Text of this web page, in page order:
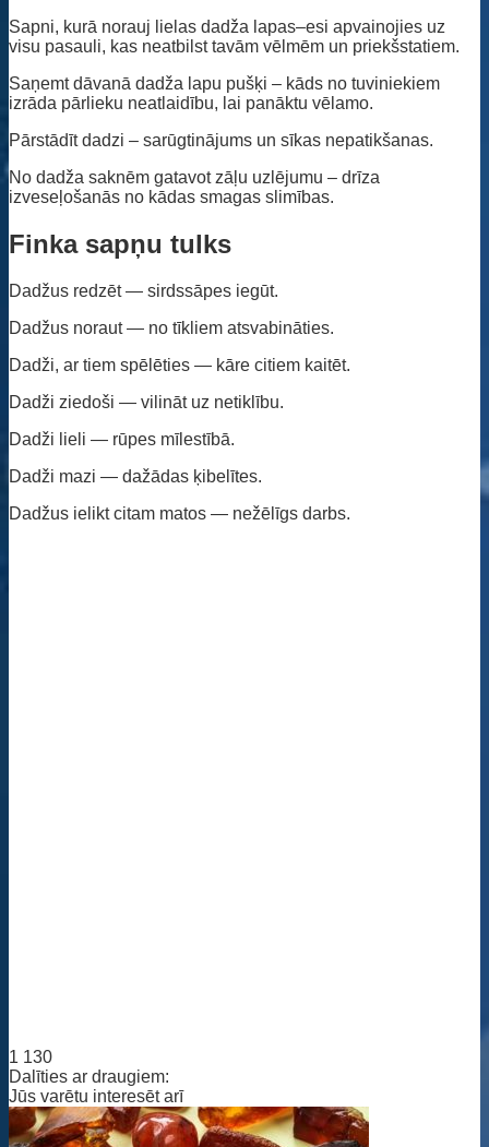
Sapni, kurā norauj lielas dadža lapas–esi apvainojies uz
visu pasauli, kas neatbilst tavām vēlmēm un priekšstatiem.
Saņemt dāvanā dadža lapu pušķi – kāds no tuviniekiem
izrāda pārlieku neatlaidību, lai panāktu vēlamo.
Pārstādīt dadzi – sarūgtinājums un sīkas nepatikšanas.
No dadža saknēm gatavot zāļu uzlējumu – drīza
izveseļošanās no kādas smagas slimības.
Finka sapņu tulks
Dadžus redzēt — sirdssāpes iegūt.
Dadžus noraut — no tīkliem atsvabināties.
Dadži, ar tiem spēlēties — kāre citiem kaitēt.
Dadži ziedoši — vilināt uz netiklību.
Dadži lieli — rūpes mīlestībā.
Dadži mazi — dažādas ķibelītes.
Dadžus ielikt citam matos — nežēlīgs darbs.
1 130
Dalīties ar draugiem:
Jūs varētu interesēt arī